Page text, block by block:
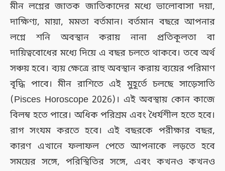
মীন লগ্নের জাতক জাতিকাদের মধ্যে ভালোবাসা দয়া,
দাক্ষিণ্য, মায়া, মমতা বর্তমান। বর্তমান বছরে আপনার
লগ্নে শনি অবস্থান করায় নানা প্রতিকূলতা বা
দায়িত্ববোধের মধ্যে দিয়ে এ বছর চলতে থাকবে। তবে অর্থ
সঞ্চয় হবে। ব্যয় ক্ষেত্রে রাহু অবস্থান করায় ব্যয়ের পরিমাণ
বৃদ্ধি পাবে। মীন রাশিতে এই মুহূর্তে চলছে সাড়েসাতি
(Pisces Horoscope 2026)। এই অবস্থায় কোন কাজে
বিলম্ব হতে পারে। অধিক পরিশ্রম এবং ধৈর্যশীল হতে হবে।
রাগ সংযম করতে হবে। এই বছরকে পরীক্ষার বছর,
কারণ এখানে ফলাফল পেতে আপনাকে লড়তে হবে
সময়ের সঙ্গে, পরিস্থিতির সঙ্গে, এবং কখনও কখনও